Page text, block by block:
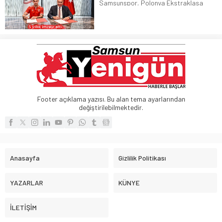
Samsunspor, Polonya Ekstraklasa
Footer açıklama yazısı. Bu alan tema ayarlarından
değiştirilebilmektedir.
Anasayfa Gizlilik Politikası
YAZARLAR KÜNYE
İLETİŞİM